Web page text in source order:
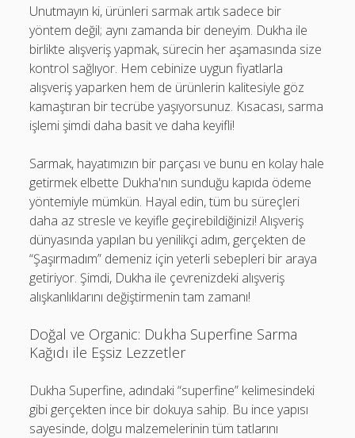
Unutmayın ki, ürünleri sarmak artık sadece bir
yöntem değil; aynı zamanda bir deneyim. Dukha ile
birlikte alışveriş yapmak, sürecin her aşamasında size
kontrol sağlıyor. Hem cebinize uygun fiyatlarla
alışveriş yaparken hem de ürünlerin kalitesiyle göz
kamaştıran bir tecrübe yaşıyorsunuz. Kısacası, sarma
işlemi şimdi daha basit ve daha keyifli!
Sarmak, hayatımızın bir parçası ve bunu en kolay hale
getirmek elbette Dukha'nın sunduğu kapıda ödeme
yöntemiyle mümkün. Hayal edin, tüm bu süreçleri
daha az stresle ve keyifle geçirebildiğinizi! Alışveriş
dünyasında yapılan bu yenilikçi adım, gerçekten de
“Şaşırmadım” demeniz için yeterli sebepleri bir araya
getiriyor. Şimdi, Dukha ile çevrenizdeki alışveriş
alışkanlıklarını değiştirmenin tam zamanı!
Doğal ve Organic: Dukha Superfine Sarma
Kağıdı ile Eşsiz Lezzetler
Dukha Superfine, adındaki “superfine” kelimesindeki
gibi gerçekten ince bir dokuya sahip. Bu ince yapısı
sayesinde, dolgu malzemelerinin tüm tatlarını